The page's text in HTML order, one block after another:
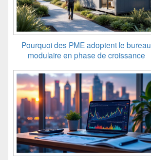
Pourquoi des PME adoptent le bureau
modulaire en phase de croissance